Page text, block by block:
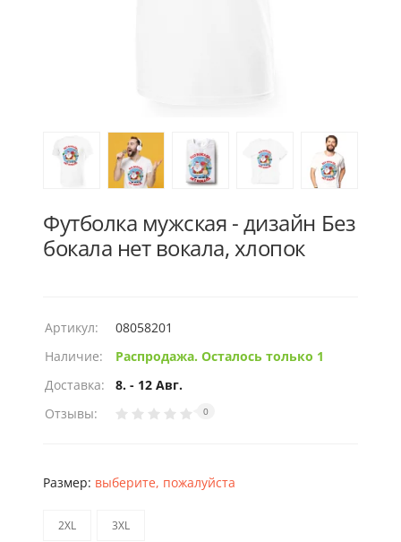
Футболка мужская - дизайн Без
бокала нет вокала, хлопок
Артикул:
08058201
Наличие:
Распродажа. Осталось только 1
Доставка:
8. - 12 Авг.
Отзывы:
0
Размер: выберите, пожалуйста
2XL 3XL